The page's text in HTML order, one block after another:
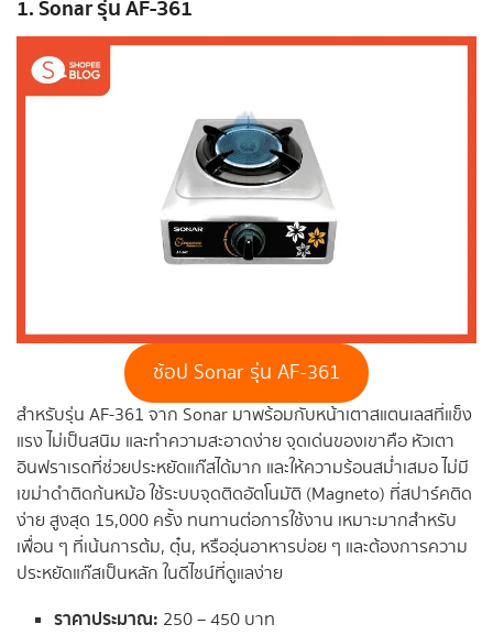
1. Sonar รุ่น AF-361
ช้อป Sonar รุ่น AF-361
สำหรับรุ่น AF-361 จาก Sonar มาพร้อมกับหน้าเตาสแตนเลสที่แข็ง
แรง ไม่เป็นสนิม และทำความสะอาดง่าย จุดเด่นของเขาคือ หัวเตา
อินฟราเรดที่ช่วยประหยัดแก๊สได้มาก และให้ความร้อนสม่ำเสมอ ไม่มี
เขม่าดำติดก้นหม้อ ใช้ระบบจุดติดอัตโนมัติ (Magneto) ที่สปาร์คติด
ง่าย สูงสุด 15,000 ครั้ง ทนทานต่อการใช้งาน เหมาะมากสำหรับ
เพื่อน ๆ ที่เน้นการต้ม, ตุ๋น, หรืออุ่นอาหารบ่อย ๆ และต้องการความ
ประหยัดแก๊สเป็นหลัก ในดีไซน์ที่ดูแลง่าย
ราคาประมาณ: 250 – 450 บาท